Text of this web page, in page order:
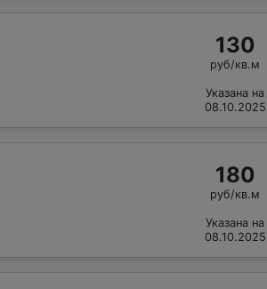
130
руб/кв.м
Указана на
08.10.2025
180
руб/кв.м
Указана на
08.10.2025